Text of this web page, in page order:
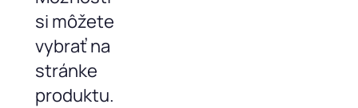
si môžete
vybrať na
stránke
produktu.